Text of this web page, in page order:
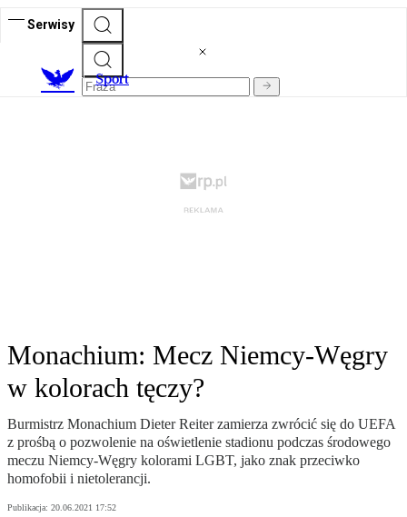
Serwisy
Sport
Monachium: Mecz Niemcy-Węgry
w kolorach tęczy?
Burmistrz Monachium Dieter Reiter zamierza zwrócić się do UEFA
z prośbą o pozwolenie na oświetlenie stadionu podczas środowego
meczu Niemcy-Węgry kolorami LGBT, jako znak przeciwko
homofobii i nietolerancji.
Publikacja: 20.06.2021 17:52